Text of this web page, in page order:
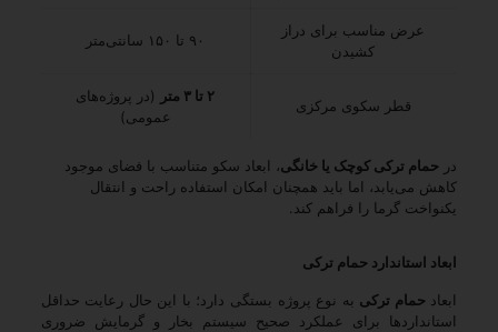
عرض مناسب برای دراز
کشیدن
۹۰ تا ۱۵۰ سانتی‌متر
قطر سکوی مرکزی
۲ تا ۳ متر
(در پروژه‌های
عمومی)
در حمام ترکی کوچک یا خانگی، ابعاد سکو متناسب با فضای موجود
کاهش می‌یابد، اما باید همچنان امکان استفاده راحت و انتقال
یکنواخت گرما را فراهم کند.
ابعاد استاندارد حمام ترکی
ابعادحمام ترکی به نوع پروژه بستگی دارد؛ با این حال رعایت حداقل
استانداردها برای عملکرد صحیح سیستم بخار و گرمایش ضروری